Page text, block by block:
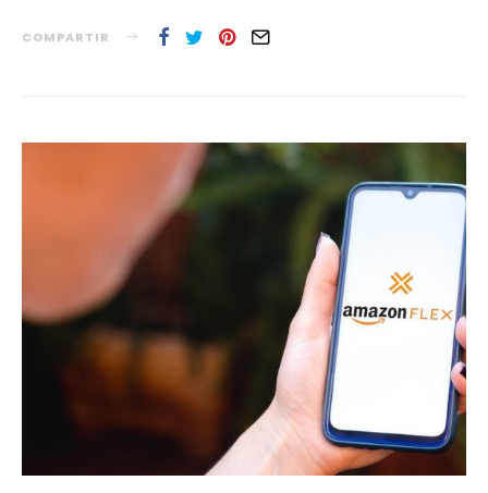
COMPARTIR